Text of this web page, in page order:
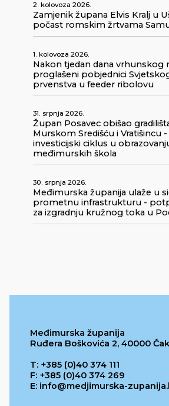
2. kolovoza 2026.
Zamjenik župana Elvis Kralj u
počast romskim žrtvama
1. kolovoza 2026.
Nakon tjedan dana vrhunskog
proglašeni pobjednici
prvenstva u feeder ribolovu
31. srpnja 2026.
Župan Posavec obišao
Murskom Središću i Vratišincu -
investicijski ciklus u
međimurskih škola
30. srpnja 2026.
Međimurska županija ulaže u
prometnu infrastrukturu -
za izgradnju kružnog toka u
Međimurska županija
Ruđera Boškovića 2, 40000
T: +385 (0)40 374 111
F: +385 (0)40 374 269
E: info@medjimurska-